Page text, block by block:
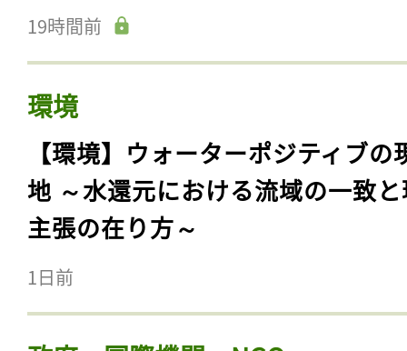
19時間前
環境
【環境】ウォーターポジティブの
地 ～水還元における流域の一致
主張の在り方～
1日前